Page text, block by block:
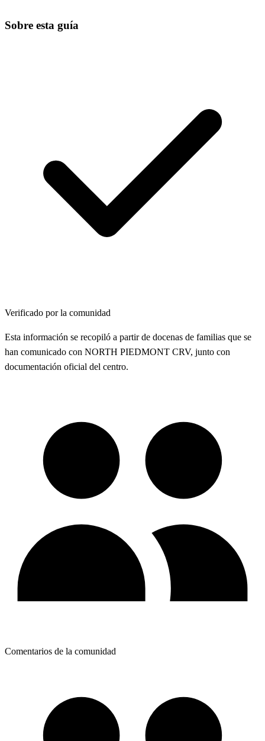
Sobre esta guía
Verificado por la comunidad
Esta información se recopiló a partir de docenas de familias que se
han comunicado con NORTH PIEDMONT CRV, junto con
documentación oficial del centro.
Comentarios de la comunidad